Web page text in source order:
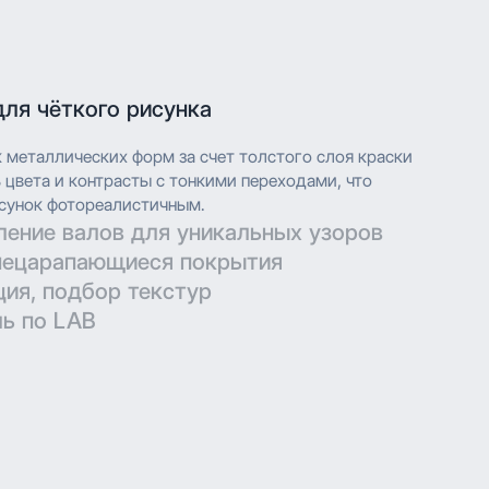
чёткого рисунка
металлических форм за счет толстого слоя краски
и контрасты с тонкими переходами, что
фотореалистичным.
валов для уникальных узоров
параметров для гравировки позволяют
дизайн при печати.
покрытия
поверхности с дополнительной защитой
подбор текстур
печати с высоким разрешением, что
по LAB